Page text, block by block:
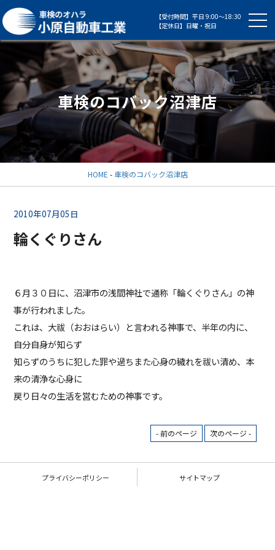
【受付時間】平日 9:00～18:30
【定休日】日曜・祝日
車検のコバック沼津店
HOME - 車検のコバック沼津店
2010年07月05日
輪くぐりさん
６月３０日に、沼津市の浅間神社で通称「輪くぐりさん」の神
事が行われました。
これは、大祓（おおはらい）と言われる神事で、半年の内に、
自分自身が知らず
知らずのうちに犯した罪や過ちまた心身の穢れを祓い清め、本
来の清浄な心身に
戻り日々の生活を営むための神事です。
- 前のページ 次のページ -
プライバシーポリシー サイトマップ